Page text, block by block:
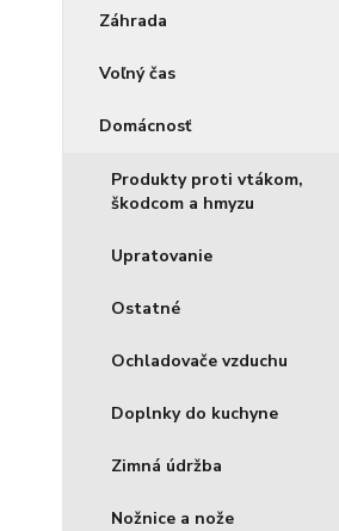
Záhrada
Voľný čas
Domácnosť
Produkty proti vtákom,
škodcom a hmyzu
Upratovanie
Ostatné
Ochladovače vzduchu
Doplnky do kuchyne
Zimná údržba
Nožnice a nože